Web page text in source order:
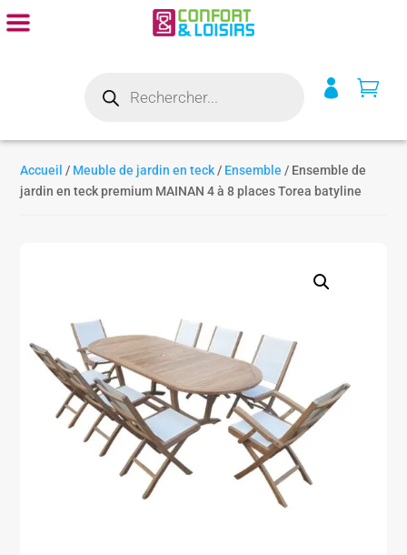
produits
 
Accueil / Meuble de jardin en teck / Ensemble / Ensemble de
jardin en teck premium MAINAN 4 à 8 places Torea batyline